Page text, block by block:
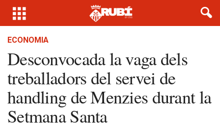
ECONOMIA
Desconvocada la vaga dels
treballadors del servei de
handling de Menzies durant la
Setmana Santa